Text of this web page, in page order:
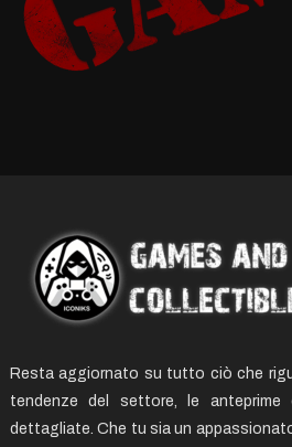
Resta aggiornato su tutto ciò che
tendenze del settore, le anteprime
dettagliate. Che tu sia un